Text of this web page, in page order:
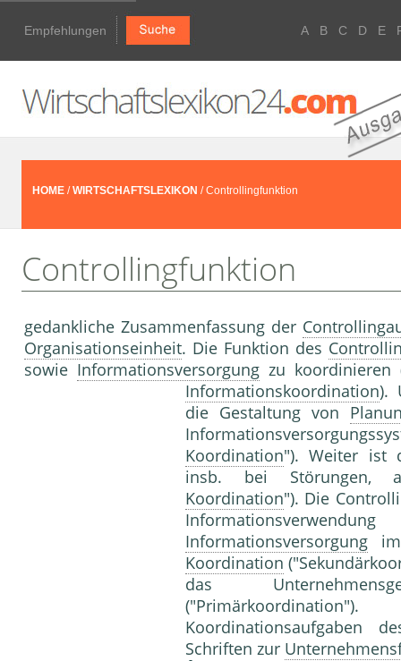
Empfehlungen A B C D E
HOME /WIRTSCHAFTSLEXIKON / Controllingfunktion
Controllingfunktion
gedankliche Zusammenfassung der
Organisationseinheit. Die Funktion des
sowie Informationsversorgung zu koordinieren
Informationskoordination).
die Gestaltung von
Koordination"). Weiter ist
insb. bei Störungen,
Koordination"). Die
Informationsversorgung
Koordination
das
Koordinationsaufgaben
Schriften zur